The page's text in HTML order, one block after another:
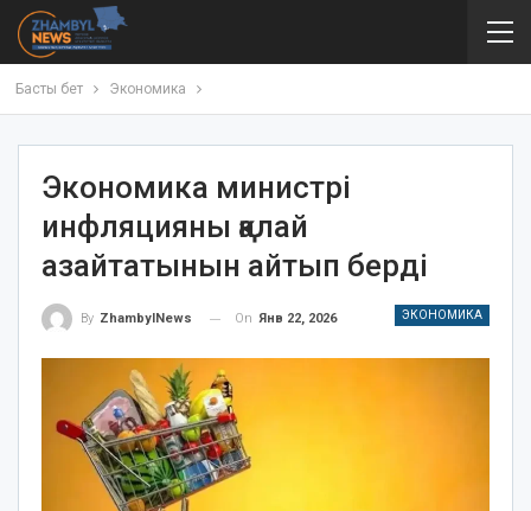
Басты бет Экономика
Экономика министрі
инфляцияны қалай
азайтатынын айтып берді
ЭКОНОМИКА
By ZhambylNews On Янв 22, 2026